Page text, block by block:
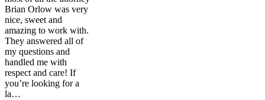
Brian Orlow was very
nice, sweet and
amazing to work with.
They answered all of
my questions and
handled me with
respect and care! If
you’re looking for a
la…